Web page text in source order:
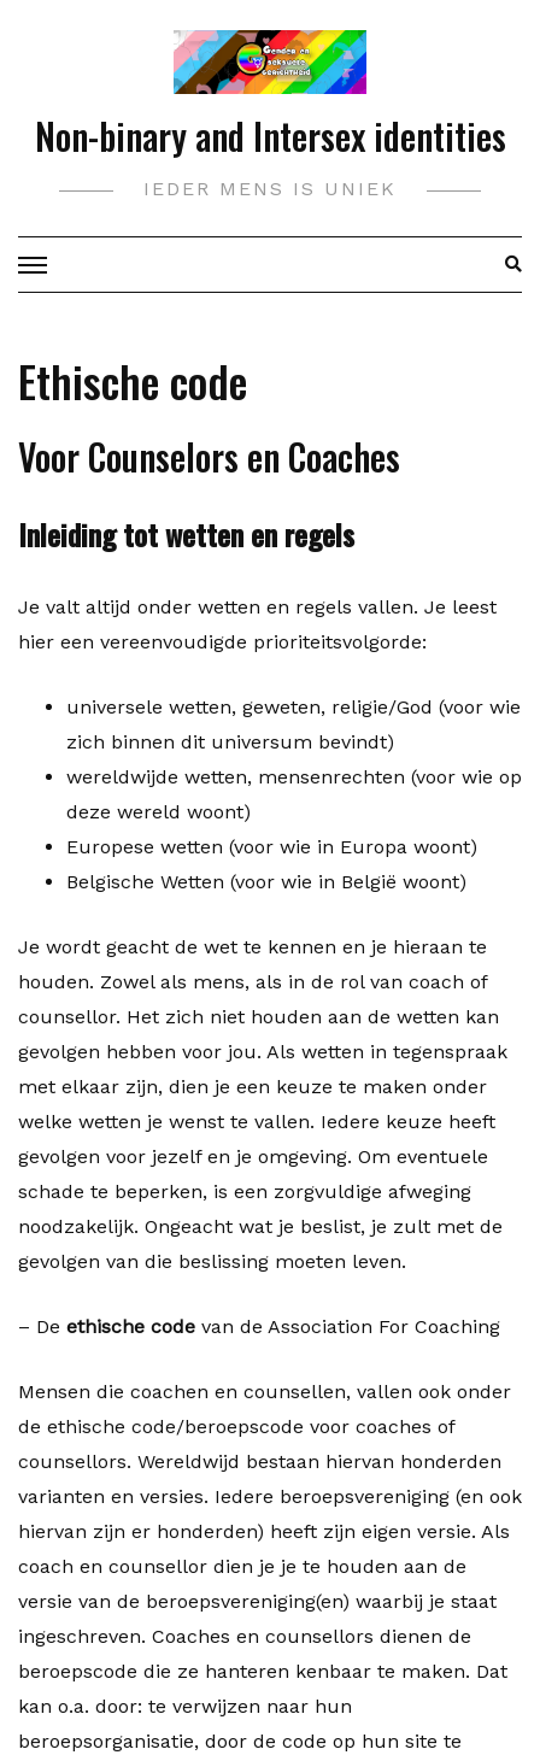
Non-binary and Intersex identities
IEDER MENS IS UNIEK
Ethische code
Voor Counselors en Coaches
Inleiding tot wetten en regels
Je valt altijd onder wetten en regels vallen. Je leest
hier een vereenvoudigde prioriteitsvolgorde:
universele wetten, geweten, religie/God (voor wie
zich binnen dit universum bevindt)
wereldwijde wetten, mensenrechten (voor wie op
deze wereld woont)
Europese wetten (voor wie in Europa woont)
Belgische Wetten (voor wie in België woont)
Je wordt geacht de wet te kennen en je hieraan te
houden. Zowel als mens, als in de rol van coach of
counsellor. Het zich niet houden aan de wetten kan
gevolgen hebben voor jou. Als wetten in tegenspraak
met elkaar zijn, dien je een keuze te maken onder
welke wetten je wenst te vallen. Iedere keuze heeft
gevolgen voor jezelf en je omgeving. Om eventuele
schade te beperken, is een zorgvuldige afweging
noodzakelijk. Ongeacht wat je beslist, je zult met de
gevolgen van die beslissing moeten leven.
– De ethische code van de Association For Coaching
Mensen die coachen en counsellen, vallen ook onder
de ethische code/beroepscode voor coaches of
counsellors. Wereldwijd bestaan hiervan honderden
varianten en versies. Iedere beroepsvereniging (en ook
hiervan zijn er honderden) heeft zijn eigen versie. Als
coach en counsellor dien je je te houden aan de
versie van de beroepsvereniging(en) waarbij je staat
ingeschreven. Coaches en counsellors dienen de
beroepscode die ze hanteren kenbaar te maken. Dat
kan o.a. door: te verwijzen naar hun
beroepsorganisatie, door de code op hun site te